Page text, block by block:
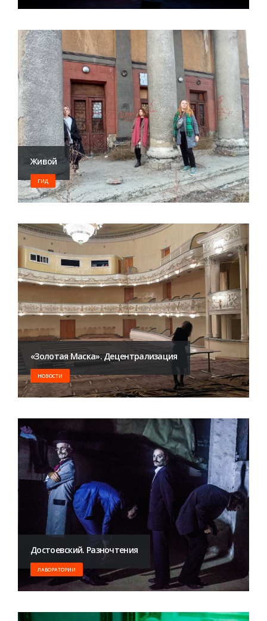
Живой
ГИД
«Золотая Маска». Децентрализация
НОВОСТИ
​Достоевский. Разночтения
ЛАБОРАТОРИИ